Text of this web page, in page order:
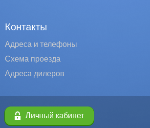
Контакты
Адреса и телефоны
Схема проезда
Адреса дилеров
Личный кабинет